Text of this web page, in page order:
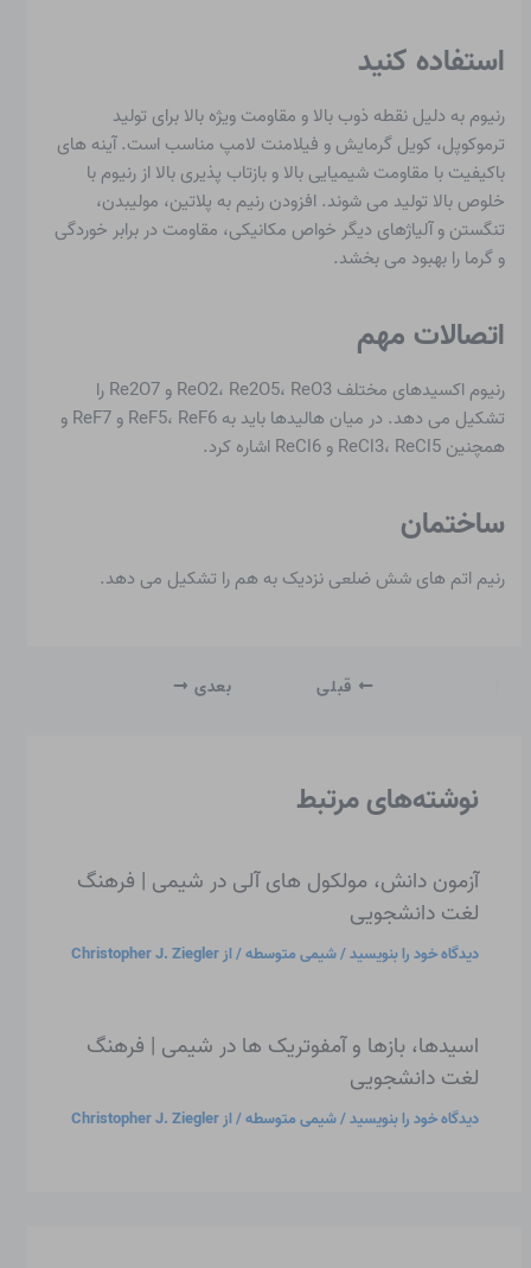
استفاده کنید
رنیوم به دلیل نقطه ذوب بالا و مقاومت ویژه بالا برای تولید
ترموکوپل، کویل گرمایش و فیلامنت لامپ مناسب است. آینه های
باکیفیت با مقاومت شیمیایی بالا و بازتاب پذیری بالا از رنیوم با
خلوص بالا تولید می شوند. افزودن رنیم به پلاتین، مولیبدن،
تنگستن و آلیاژهای دیگر خواص مکانیکی، مقاومت در برابر خوردگی
و گرما را بهبود می بخشد.
اتصالات مهم
رنیوم اکسیدهای مختلف ReO2، Re2O5، ReO3 و Re2O7 را
تشکیل می دهد. در میان هالیدها باید به ReF5، ReF6 و ReF7 و
همچنین ReCl3، ReCl5 و ReCl6 اشاره کرد.
ساختمان
رنیم اتم های شش ضلعی نزدیک به هم را تشکیل می دهد.
قبلی بعدی
نوشته‌های مرتبط
آزمون دانش، مولکول های آلی در شیمی | فرهنگ
لغت دانشجویی
دیدگاه‌ خود را بنویسید/شیمی متوسطه/ از Christopher J. Ziegler
اسیدها، بازها و آمفوتریک ها در شیمی | فرهنگ
لغت دانشجویی
دیدگاه‌ خود را بنویسید/شیمی متوسطه/ از Christopher J. Ziegler